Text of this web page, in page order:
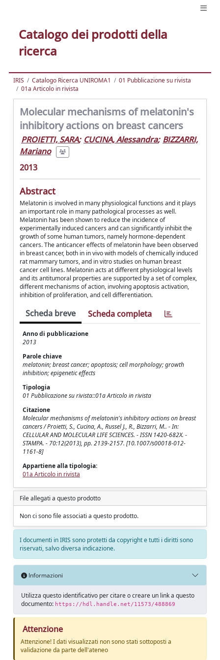
Catalogo dei prodotti della
ricerca
IRIS Catalogo Ricerca UNIROMA1
01 Pubblicazione su rivista
01a Articolo in rivista
Molecular mechanisms of melatonin's
inhibitory actions on breast cancers
PROIETTI, SARA; CUCINA, Alessandra; BIZZARRI,
Mariano
2013
Abstract
Melatonin is involved in many physiological functions and it plays
an important role in many pathological processes as well.
Melatonin has been shown to reduce the incidence of
experimentally induced cancers and can significantly inhibit the
growth of some human tumors, namely hormone-dependent
cancers. The anticancer effects of melatonin have been observed
in breast cancer, both in in vivo with models of chemically induced
rat mammary tumors, and in vitro studies on human breast
cancer cell lines. Melatonin acts at different physiological levels
and its antitumoral properties are supported by a set of complex,
different mechanisms of action, involving apoptosis activation,
inhibition of proliferation, and cell differentiation.
Scheda breve Scheda completa
Anno di pubblicazione
2013
Parole chiave
melatonin; breast cancer; apoptosis; cell morphology; growth
inhibition; epigenetic effects
Tipologia
01 Pubblicazione su rivista::01a Articolo in rivista
Citazione
Molecular mechanisms of melatonin's inhibitory actions on breast
cancers / Proietti, S., Cucina, A., Russel J., R., Bizzarri, M.. - In:
CELLULAR AND MOLECULAR LIFE SCIENCES. - ISSN 1420-682X. -
STAMPA. - 70:12(2013), pp. 2139-2157. [10.1007/s00018-012-
1161-8]
Appartiene alla tipologia:
01a Articolo in rivista
File allegati a questo prodotto
Non ci sono file associati a questo prodotto.
I documenti in IRIS sono protetti da copyright e tutti i diritti sono
riservati, salvo diversa indicazione.
Informazioni
Utilizza questo identificativo per citare o creare un link a questo
documento: https://hdl.handle.net/11573/488869
Attenzione
Attenzione! I dati visualizzati non sono stati sottoposti a
validazione da parte dell'ateneo